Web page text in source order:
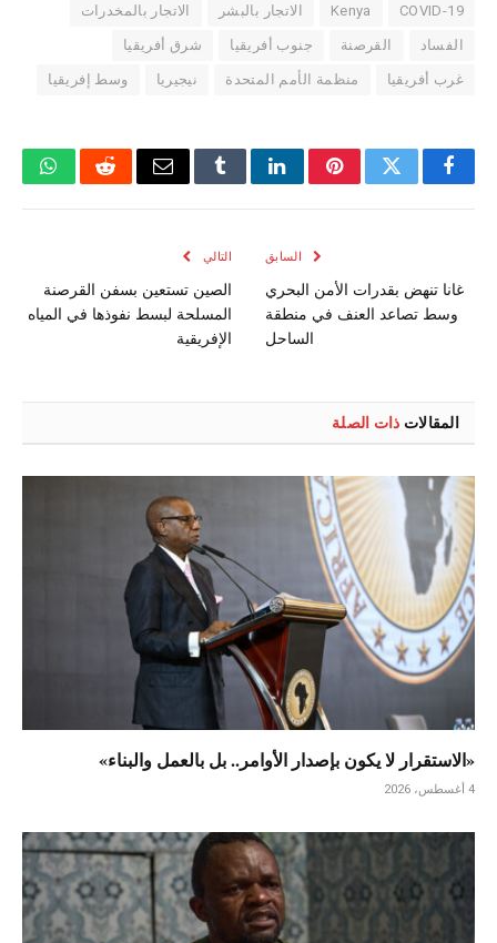
COVID-19
Kenya الاتجار بالبشر الاتجار بالمخدرات
الفساد القرصنة جنوب أفريقيا شرق أفريقيا
غرب أفريقيا منظمة الأمم المتحدة نيجيريا وسط إفريقيا
فيسبوكتويتر بينتيريستلينكدإنTumblrالبريد
رديت
السابق
غانا تنهض بقدرات الأمن البحري
وسط تصاعد العنف في منطقة
الساحل
التالي
الصين تستعين بسفن القرصنة
المسلحة لبسط نفوذها في المياه
الإفريقية
المقالات ذات الصلة
«الاستقرار لا يكون بإصدار الأوامر.. بل بالعمل والبناء»
4 أغسطس، 2026